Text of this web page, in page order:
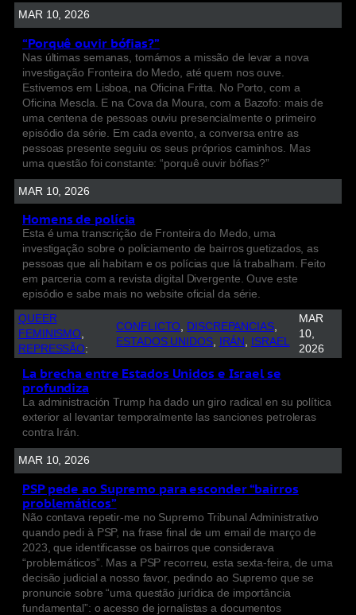
MAR 10, 2026
“Porquê ouvir bófias?”
Nas últimas semanas, tomámos a missão de levar a nova
investigação Fronteira do Medo, até quem nos ouve.
Estivemos em Lisboa, na Oficina Fritta. No Porto, com a
Oficina Mescla. E na Cova da Moura, com a Bazofo: mais de
uma centena de pessoas ouviu presencialmente o primeiro
episódio da série. Em cada evento, a conversa entre as
pessoas presente seguiu os seus próprios caminhos. Mas
uma questão foi constante: “porquê ouvir bófias?”
MAR 10, 2026
Homens de polícia
Esta é uma transcrição de Fronteira do Medo, uma
investigação sobre o policiamento de bairros guetizados, as
pessoas que ali habitam e os polícias que lá trabalham. Feito
em parceria com a revista digital Divergente. Ouve este
episódio e sabe mais no website oficial da série.
QUEER
FEMINISMO
REPRESSÃO:
CONFLICTO DISCREPANCIAS
ESTADOS UNIDOS, IRÁN ISRAEL
MAR
10,
2026
La brecha entre Estados Unidos e Israel se
profundiza
La administración Trump ha dado un giro radical en su política
exterior al levantar temporalmente las sanciones petroleras
contra Irán.
MAR 10, 2026
PSP pede ao Supremo para esconder “bairros
problemáticos”
Não contava repetir-me no Supremo Tribunal Administrativo
quando pedi à PSP, na frase final de um email de março de
2023, que identificasse os bairros que considerava
“problemáticos”. Mas a PSP recorreu, esta sexta-feira, de uma
decisão judicial a nosso favor, pedindo ao Supremo que se
pronuncie sobre “uma questão jurídica de importância
fundamental”: o acesso de jornalistas a documentos